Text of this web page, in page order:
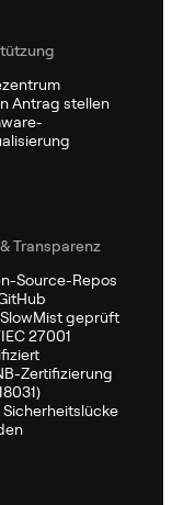
Antrag stellen
Transparenz
Source-Repos
geprüft
27001
Zertifizierung
Sicherheitslücke